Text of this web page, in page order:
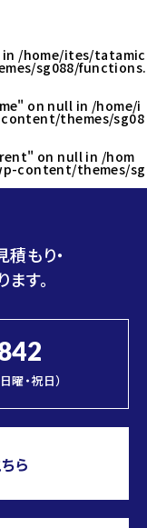
/home/ites/tatamic
sg088/functions.
on null in /home/i
themes/sg08
on null in /hom
content/themes/sg
もり・
す。
曜・祝日）
ら